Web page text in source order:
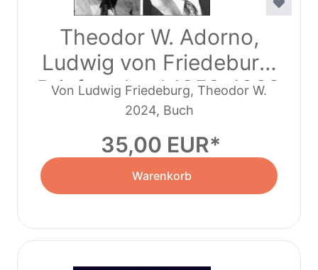
Theodor W. Adorno,
Ludwig von Friedeburg,
Briefwechsel 1950-1969
Von Ludwig Friedeburg, Theodor W.
Adorno
2024, Buch
35,00 EUR
Warenkorb